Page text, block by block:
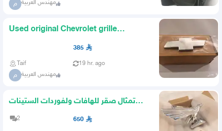
م مهندس العربية
Used original Chevrolet grille
385
Taif 19 hr. ago
م مهندس العربية
تمثال صقر للهافات ولفوردات الستينات
2 650